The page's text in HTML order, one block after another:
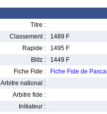
Titre :
Classement :
1489 F
Rapide :
1495 F
Blitz :
1449 F
Fiche Fide :
Fiche Fide de
Arbitre national :
Arbitre fide :
Initiateur :